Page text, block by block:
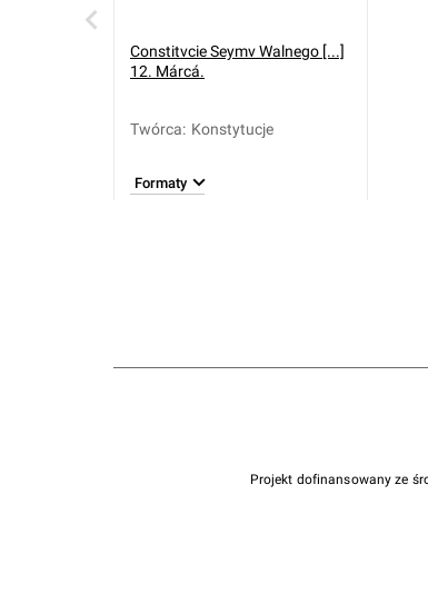
Constitvcie Seymv Walnego [...]
12. Márcá.
Twórca: Konstytucje
Formaty
Projekt dofinansowany ze